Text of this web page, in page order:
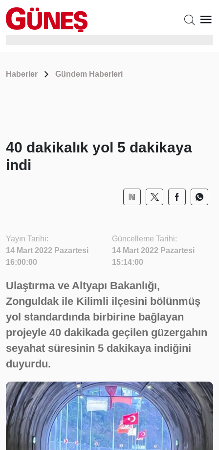
Haberler Gündem Haberleri
40 dakikalık yol 5 dakikaya
indi
Yayın Tarihi:
14 Mart 2022 Pazartesi
16:00:00
Güncelleme Tarihi:
14 Mart 2022 Pazartesi
15:14:00
Ulaştırma ve Altyapı Bakanlığı,
Zonguldak ile Kilimli ilçesini bölünmüş
yol standardında birbirine bağlayan
projeyle 40 dakikada geçilen güzergahın
seyahat süresinin 5 dakikaya indiğini
duyurdu.